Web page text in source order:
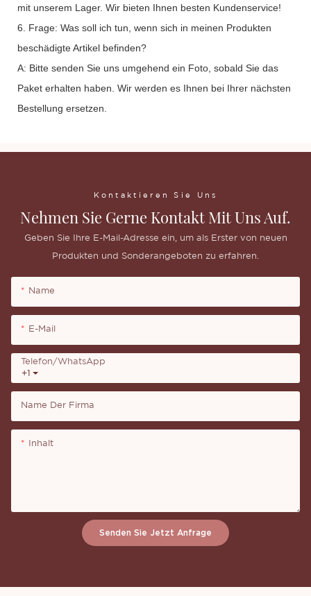
mit unserem Lager. Wir bieten Ihnen besten Kundenservice!
6. Frage: Was soll ich tun, wenn sich in meinen Produkten
beschädigte Artikel befinden?
A: Bitte senden Sie uns umgehend ein Foto, sobald Sie das
Paket erhalten haben. Wir werden es Ihnen bei Ihrer nächsten
Bestellung ersetzen.
Kontaktieren Sie Uns
Nehmen Sie Gerne Kontakt Mit Uns Auf.
Geben Sie Ihre E-Mail-Adresse ein, um als Erster von neuen
Produkten und Sonderangeboten zu erfahren.
Name
E-Mail
+1
Telefon/WhatsApp
Name Der Firma
Inhalt
Senden Sie Jetzt Anfrage